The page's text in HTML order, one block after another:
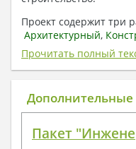
Проект содержит три
Архитектурный,
отопление,
электроснабжение
плату) +
1. Архитектурный
План
Прочитать полный
Дополнительные
Пакет